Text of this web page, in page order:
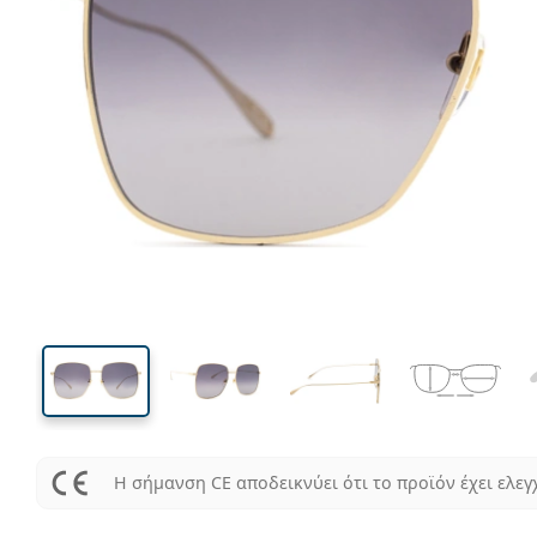
Ύψος φακού Μήκος φακού
Μήκος
Η σήμανση CE αποδεικνύει ότι το προϊόν έχει